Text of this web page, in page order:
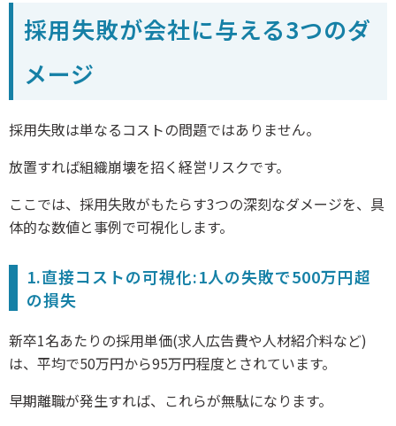
採用失敗が会社に与える3つのダ
メージ
採用失敗は単なるコストの問題ではありません。
放置すれば組織崩壊を招く経営リスクです。
ここでは、採用失敗がもたらす3つの深刻なダメージを、具
体的な数値と事例で可視化します。
1.直接コストの可視化:1人の失敗で500万円超
の損失
新卒1名あたりの採用単価(求人広告費や人材紹介料など)
は、平均で50万円から95万円程度とされています。
早期離職が発生すれば、これらが無駄になります。